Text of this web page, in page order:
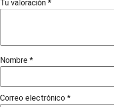
Tu valoración *
Nombre *
Correo electrónico *